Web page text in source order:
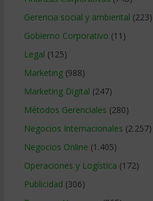
Gerencia social y ambiental (223)
Gobierno Corporativo (11)
Legal (125)
Marketing(988)
Marketing Digital (247)
Métodos Gerenciales (280)
Negocios Internacionales (2.257)
Negocios Online (1.405)
Operaciones y Logística (172)
Publicidad (306)